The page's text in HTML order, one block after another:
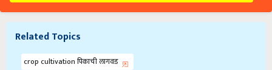
Related Topics
crop cultivation पिकाची लागवड